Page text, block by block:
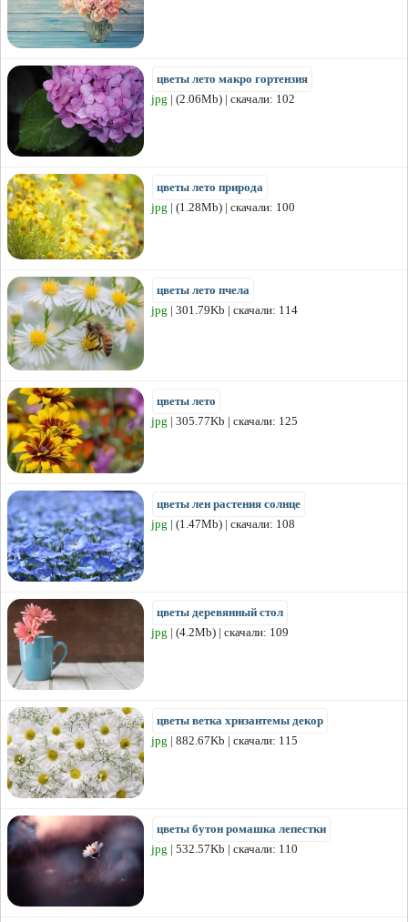
цветы лето макро гортензия
jpg | (2.06Mb) | скачали: 102
цветы лето природа
jpg | (1.28Mb) | скачали: 100
цветы лето пчела
jpg | 301.79Kb | скачали: 114
цветы лето
jpg | 305.77Kb | скачали: 125
цветы лен растения солнце
jpg | (1.47Mb) | скачали: 108
цветы деревянный стол
jpg | (4.2Mb) | скачали: 109
цветы ветка хризантемы декор
jpg | 882.67Kb | скачали: 115
цветы бутон ромашка лепестки
jpg | 532.57Kb | скачали: 110